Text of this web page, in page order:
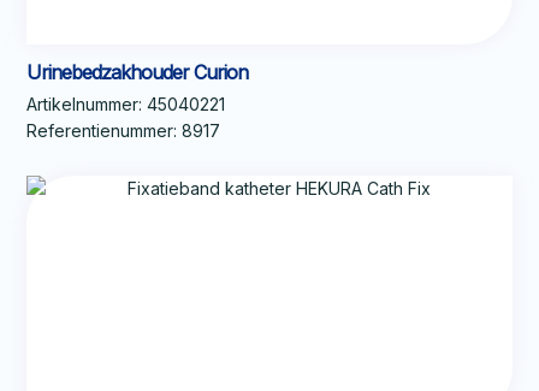
Urinebedzakhouder Curion
Artikelnummer: 45040221
Referentienummer: 8917